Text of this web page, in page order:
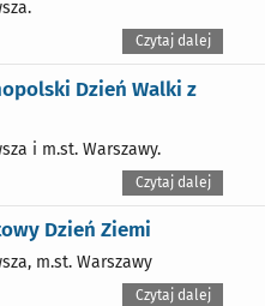
Czytaj dalej
Dzień Walki z
i m.st. Warszawy.
Czytaj dalej
Dzień Ziemi
m.st. Warszawy
Czytaj dalej